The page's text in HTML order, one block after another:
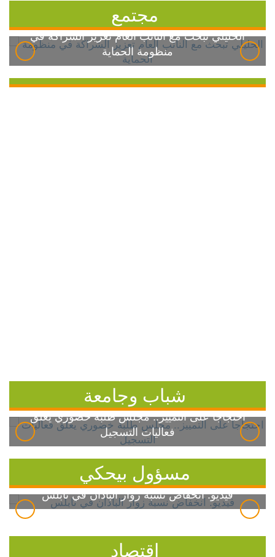
مجتمع
الخليلي تبحث مع النائب العام تعزيز الشراكة في
منظومة الحماية
شباب وجامعة
احتجاجاً على التمييز.. مجلس طلبة خضوري يعلق
فعاليات التسجيل
مسؤول بيحكي
فيديو: انخفاض نسبة زوار الباذان في نابلس
اقتصاد